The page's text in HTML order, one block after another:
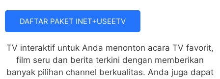
DAFTAR PAKET INET+USEETV
TV interaktif untuk Anda menonton acara TV favorit,
film seru dan berita terkini dengan memberikan
banyak pilihan channel berkualitas. Anda juga dapat